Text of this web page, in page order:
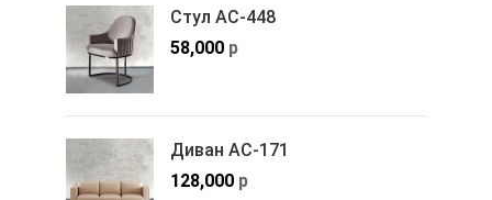
Стул АС-448
58,000 р
Диван АС-171
128,000 р